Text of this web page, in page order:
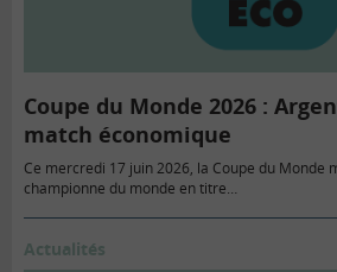
Coupe du Monde 2026 :
match économique
Ce mercredi 17 juin 2026, la Coupe du Monde
championne du monde en titre…
Actualités